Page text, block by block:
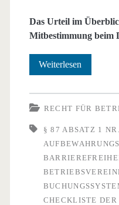
Das Urteil im
Mitbestimmung beim
Weiterlesen
–
Wo
beginnt
die
RECHT FÜR
§ 87 ABSATZ 1
CHECKLISTE DER